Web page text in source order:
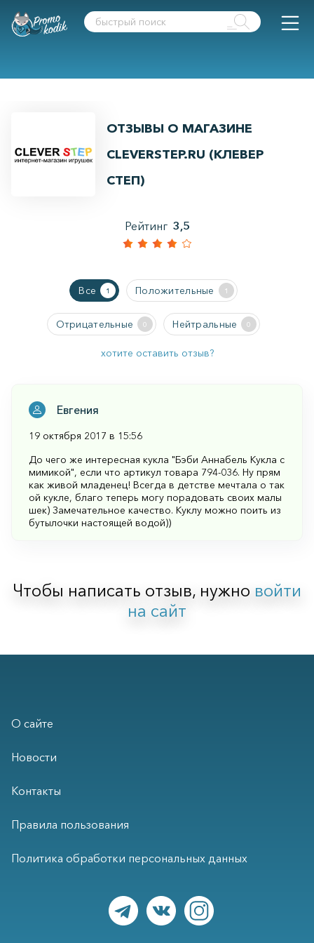
ОТЗЫВЫ О МАГАЗИНЕ
CLEVERSTEP.RU (КЛЕВЕР
СТЕП)
Рейтинг 3,5
Все 1 Положительные 1
Отрицательные 0 Нейтральные 0
хотите оставить отзыв?
Евгения
19 октября 2017 в 15:56
До чего же интересная кукла "Бэби Аннабель Кукла с
мимикой", если что артикул товара 794-036. Ну прям
как живой младенец! Всегда в детстве мечтала о так
ой кукле, благо теперь могу порадовать своих малы
шек) Замечательное качество. Куклу можно поить из
бутылочки настоящей водой))
Чтобы написать отзыв, нужно войти
на сайт
О сайте
Новости
Контакты
Правила пользования
Политика обработки персональных данных